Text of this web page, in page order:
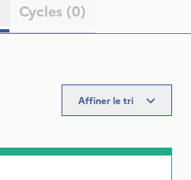
Cycles (0)
Affiner le tri